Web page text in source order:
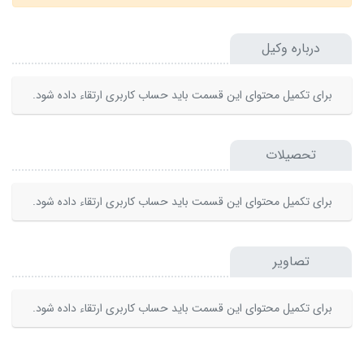
درباره وکیل
برای تکمیل محتوای این قسمت باید حساب کاربری ارتقاء داده شود.
تحصیلات
برای تکمیل محتوای این قسمت باید حساب کاربری ارتقاء داده شود.
تصاویر
برای تکمیل محتوای این قسمت باید حساب کاربری ارتقاء داده شود.